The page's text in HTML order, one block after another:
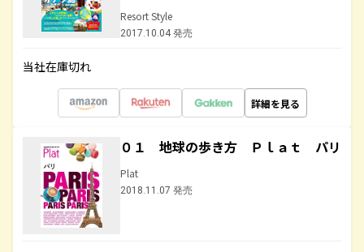
Resort Style
2017.10.04 発売
当社在庫切れ
詳細を見る
０１ 地球の歩き方 Ｐｌａｔ パリ
Plat
2018.11.07 発売